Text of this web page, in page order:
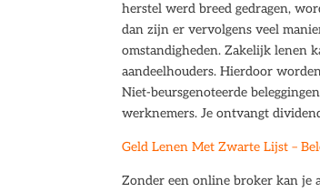
herstel werd breed gedragen,
dan zijn er vervolgens veel
omstandigheden. Zakelijk lenen
aandeelhouders. Hierdoor
Niet-beursgenoteerde
werknemers. Je ontvangt
Geld Lenen Met Zwarte Lijst –
Zonder een online broker kan je